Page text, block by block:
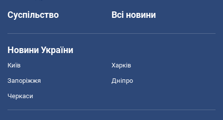
Суспільство
Всі новини
Новини України
Київ Харків
Запоріжжя Дніпро
Черкаси